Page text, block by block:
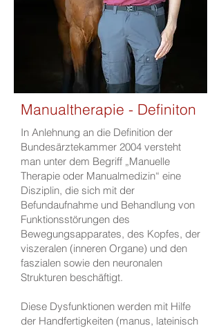
Manualtherapie - Definiton
In Anlehnung an die Definition der
Bundesärztekammer 2004 versteht
man unter dem Begriff „Manuelle
Therapie oder Manualmedizin“ eine
Disziplin, die sich mit der
Befundaufnahme und Behandlung von
Funktionsstörungen des
Bewegungsapparates, des Kopfes, der
viszeralen (inneren Organe) und den
faszialen sowie den neuronalen
Strukturen beschäftigt.
Diese Dysfunktionen werden mit Hilfe
der Handfertigkeiten (manus, lateinisch